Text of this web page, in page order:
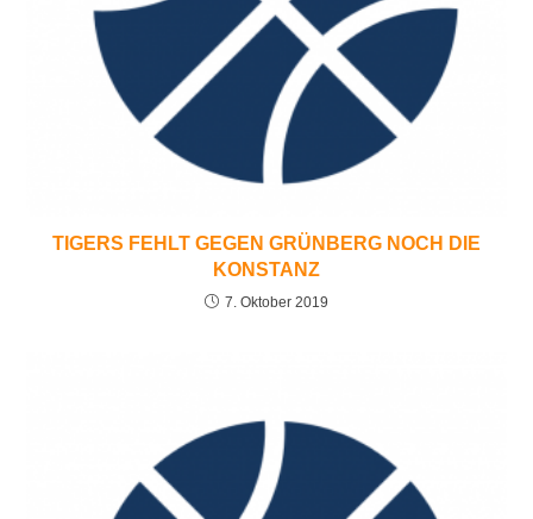
TIGERS FEHLT GEGEN GRÜNBERG NOCH DIE
KONSTANZ
7. Oktober 2019